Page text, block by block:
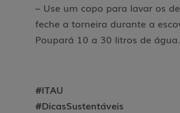
– Use um copo para lavar os
feche a torneira durante a
Poupará 10 a 30 litros de água.
#ITAU
#DicasSustentáveis